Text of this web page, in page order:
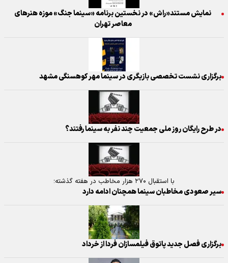
نمایش مستند«راش» در نخستین برنامه «سینما جنگ» موزه هنرهای
معاصر تهران
برگزاری نشست تخصصی بازیگری در سینما مهر کوهسنگی مشهد
در طرح رایگان روز ملی جمعیت چند نفر به سینما رفتند؟
با استقبال ۲۷۰ هزار مخاطب در هفته گذشته؛
سیر صعودی مخاطبان سینما همچنان ادامه دارد
برگزاری فصل جدید پاتوق فیلمسازان فردا از خرداد